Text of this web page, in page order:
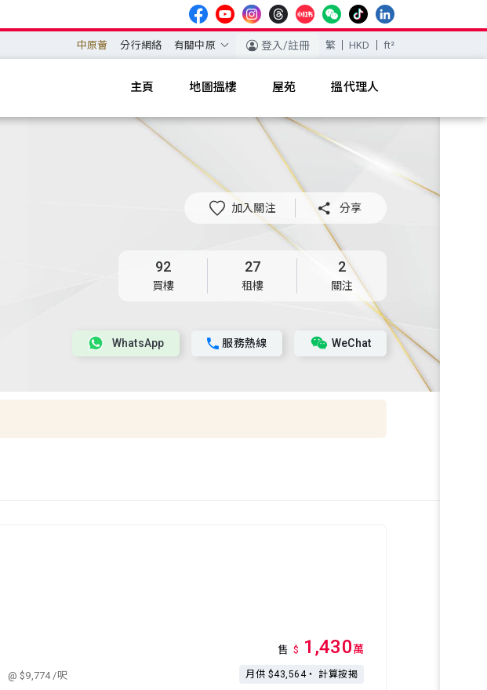
中原薈 分行網絡 有關中原 登入/註冊 繁 HKD ft²
主頁 地圖搵樓 屋苑 搵代理人
加入關注  分享
92
買樓
27
租樓
2
關注
WeChat
服務熱線
WhatsApp
@ $9,774/呎
售 $ 1,430萬
月供 $43,564・ 計算按揭